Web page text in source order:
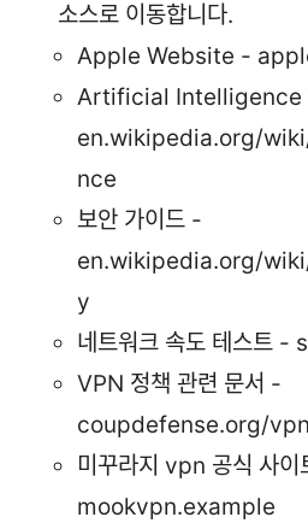
소스로 이동합니다.
Apple Website -
Artificial Intelligence
en.wikipedia.org/
nce
보안 가이드 -
en.wikipedia.org/
y
네트워크 속도 테스트
VPN 정책 관련 문서 -
coupdefense.org/
미꾸라지 vpn 공식 사
mookvpn.example